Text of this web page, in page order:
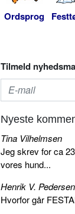
Ordsprog
Tilmeld
Nyeste
Tina Vilhelmsen
Jeg skrev for ca
vores hund...
Henrik V. Pedersen
Hvorfor går